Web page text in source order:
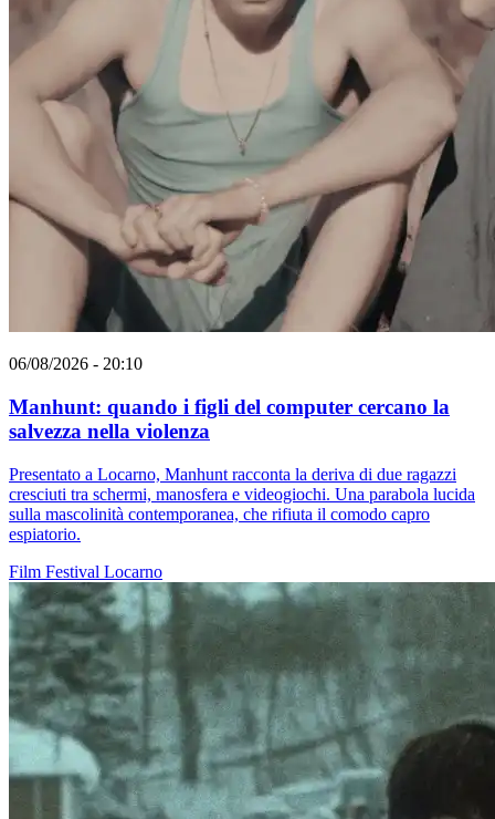
06/08/2026 - 20:10
Manhunt: quando i figli del computer cercano la
salvezza nella violenza
Presentato a Locarno, Manhunt racconta la deriva di due ragazzi
cresciuti tra schermi, manosfera e videogiochi. Una parabola lucida
sulla mascolinità contemporanea, che rifiuta il comodo capro
espiatorio.
Film Festival Locarno